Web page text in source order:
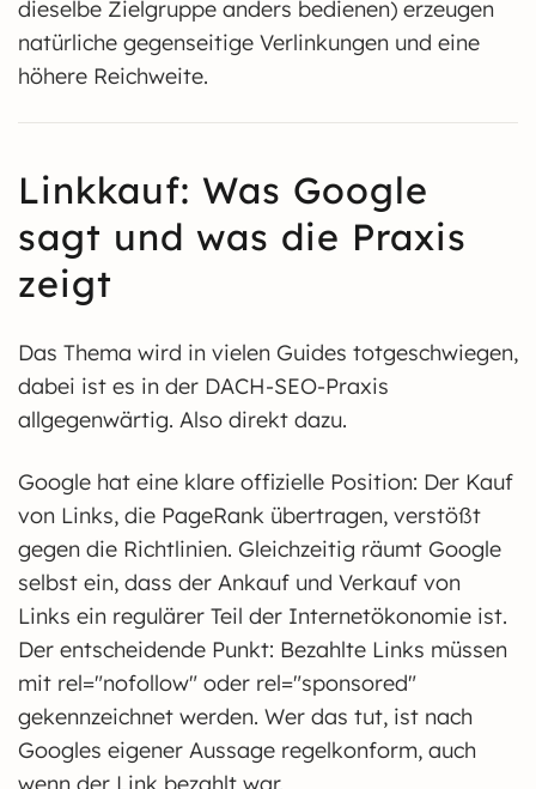
dieselbe Zielgruppe anders bedienen) erzeugen
natürliche gegenseitige Verlinkungen und eine
höhere Reichweite.
Linkkauf: Was Google
sagt und was die Praxis
zeigt
Das Thema wird in vielen Guides totgeschwiegen,
dabei ist es in der DACH-SEO-Praxis
allgegenwärtig. Also direkt dazu.
Google hat eine klare offizielle Position: Der Kauf
von Links, die PageRank übertragen, verstößt
gegen die Richtlinien. Gleichzeitig räumt Google
selbst ein, dass der Ankauf und Verkauf von
Links ein regulärer Teil der Internetökonomie ist.
Der entscheidende Punkt: Bezahlte Links müssen
mit rel="nofollow" oder rel="sponsored"
gekennzeichnet werden. Wer das tut, ist nach
Googles eigener Aussage regelkonform, auch